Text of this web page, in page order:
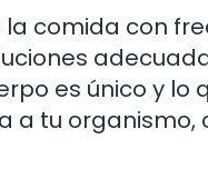
la comida con
es único y
a tu